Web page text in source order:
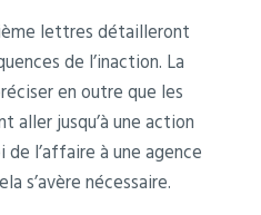
lettres détailleront
de l’inaction. La
en outre que les
aller jusqu’à une action
l’affaire à une agence
s’avère nécessaire.